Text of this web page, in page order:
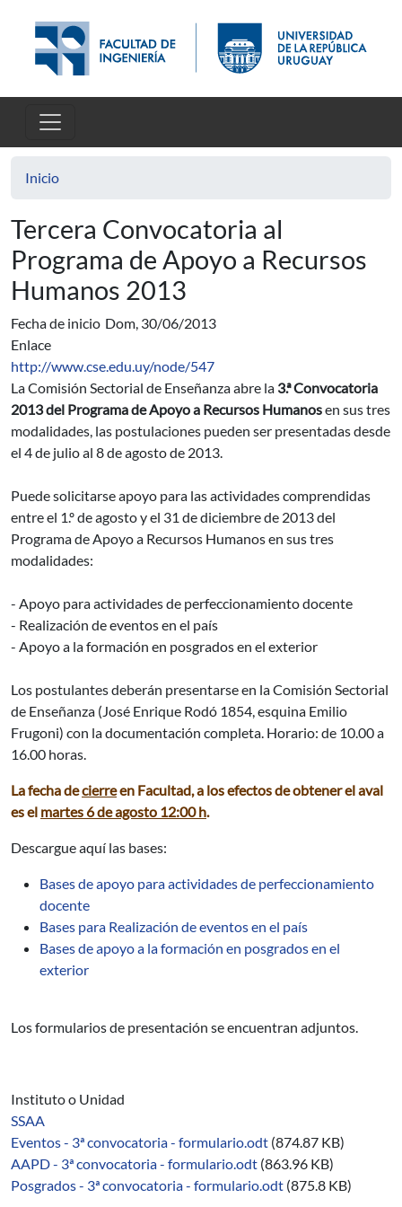
Inicio
Tercera Convocatoria al
Programa de Apoyo a Recursos
Humanos 2013
Fecha de inicio Dom, 30/06/2013
Enlace
http://www.cse.edu.uy/node/547
La Comisión Sectorial de Enseñanza abre la 3.ª Convocatoria
2013 del Programa de Apoyo a Recursos Humanosen sus tres
modalidades, las postulaciones pueden ser presentadas desde
el 4 de julio al 8 de agosto de 2013.
Puede solicitarse apoyo para las actividades comprendidas
entre el 1.º de agosto y el 31 de diciembre de 2013 del
Programa de Apoyo a Recursos Humanos en sus tres
modalidades:
- Apoyo para actividades de perfeccionamiento docente
- Realización de eventos en el país
- Apoyo a la formación en posgrados en el exterior
Los postulantes deberán presentarse en la Comisión Sectorial
de Enseñanza (José Enrique Rodó 1854, esquina Emilio
Frugoni) con la documentación completa. Horario: de 10.00 a
16.00 horas.
La fecha decierreen Facultad, a los efectos de obtener el aval
es el martes 6 de agosto 12:00 h.
Descargue aquí las bases:
Bases de apoyo para actividades de perfeccionamiento
docente
Bases para Realización de eventos en el país
Bases de apoyo a la formación en posgrados en el
exterior
Los formularios de presentación se encuentran adjuntos.
Instituto o Unidad
SSAA
Eventos - 3ª convocatoria - formulario.odt (874.87 KB)
AAPD - 3ª convocatoria - formulario.odt (863.96 KB)
Posgrados - 3ª convocatoria - formulario.odt (875.8 KB)